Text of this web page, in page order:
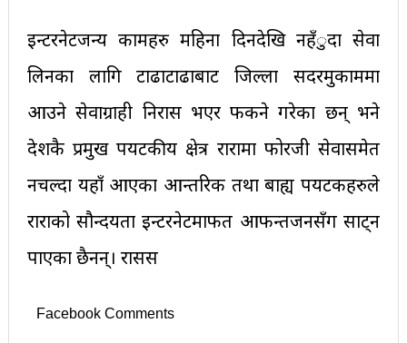
इन्टरनेटजन्य कामहरु महिना दिनदेखि नहँुदा सेवा
लिनका लागि टाढाटाढाबाट जिल्ला सदरमुकाममा
आउने सेवाग्राही निरास भएर फर्कने गरेका छन् भने
देशकै प्रमुख पर्यटकीय क्षेत्र रारामा फोरजी सेवासमेत
नचल्दा यहाँ आएका आन्तरिक तथा बाह्य पर्यटकहरुले
राराको सौन्दर्यता इन्टरनेटमार्फत आफन्तजनसँग साट्न
पाएका छैनन्। रासस
Facebook Comments